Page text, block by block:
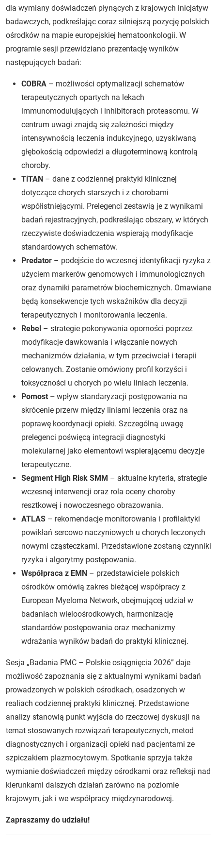
dla wymiany doświadczeń płynących z krajowych inicjatyw
badawczych, podkreślając coraz silniejszą pozycję polskich
ośrodków na mapie europejskiej hematoonkologii. W
programie sesji przewidziano prezentację wyników
następujących badań:
COBRA – możliwości optymalizacji schematów
terapeutycznych opartych na lekach
immunomodulujących i inhibitorach proteasomu. W
centrum uwagi znajdą się zależności między
intensywnością leczenia indukcyjnego, uzyskiwaną
głębokością odpowiedzi a długoterminową kontrolą
choroby.
TiTAN – dane z codziennej praktyki klinicznej
dotyczące chorych starszych i z chorobami
współistniejącymi. Prelegenci zestawią je z wynikami
badań rejestracyjnych, podkreślając obszary, w których
rzeczywiste doświadczenia wspierają modyfikacje
standardowych schematów.
Predator – podejście do wczesnej identyfikacji ryzyka z
użyciem markerów genomowych i immunologicznych
oraz dynamiki parametrów biochemicznych. Omawiane
będą konsekwencje tych wskaźników dla decyzji
terapeutycznych i monitorowania leczenia.
Rebel – strategie pokonywania oporności poprzez
modyfikacje dawkowania i włączanie nowych
mechanizmów działania, w tym przeciwciał i terapii
celowanych. Zostanie omówiony profil korzyści i
toksyczności u chorych po wielu liniach leczenia.
Pomost – wpływ standaryzacji postępowania na
skrócenie przerw między liniami leczenia oraz na
poprawę koordynacji opieki. Szczególną uwagę
prelegenci poświęcą integracji diagnostyki
molekularnej jako elementowi wspierającemu decyzje
terapeutyczne.
Segment High Risk SMM – aktualne kryteria, strategie
wczesnej interwencji oraz rola oceny choroby
resztkowej i nowoczesnego obrazowania.
ATLAS – rekomendacje monitorowania i profilaktyki
powikłań sercowo naczyniowych u chorych leczonych
nowymi cząsteczkami. Przedstawione zostaną czynniki
ryzyka i algorytmy postępowania.
Współpraca z EMN – przedstawiciele polskich
ośrodków omówią zakres bieżącej współpracy z
European Myeloma Network, obejmującej udział w
badaniach wieloośrodkowych, harmonizację
standardów postępowania oraz mechanizmy
wdrażania wyników badań do praktyki klinicznej.
Sesja „Badania PMC – Polskie osiągnięcia 2026” daje
możliwość zapoznania się z aktualnymi wynikami badań
prowadzonych w polskich ośrodkach, osadzonych w
realiach codziennej praktyki klinicznej. Przedstawione
analizy stanowią punkt wyjścia do rzeczowej dyskusji na
temat stosowanych rozwiązań terapeutycznych, metod
diagnostycznych i organizacji opieki nad pacjentami ze
szpiczakiem plazmocytowym. Spotkanie sprzyja także
wymianie doświadczeń między ośrodkami oraz refleksji nad
kierunkami dalszych działań zarówno na poziomie
krajowym, jak i we współpracy międzynarodowej.
Zapraszamy do udziału!